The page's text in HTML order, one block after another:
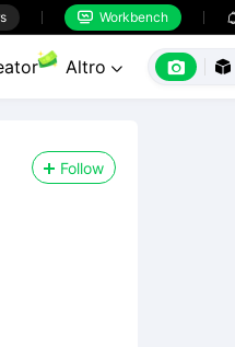
 Workbench
Altro   
Follow